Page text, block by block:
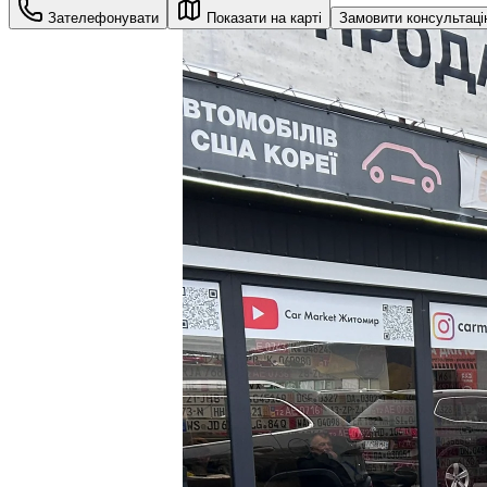
Зателефонувати Показати на карті Замовити